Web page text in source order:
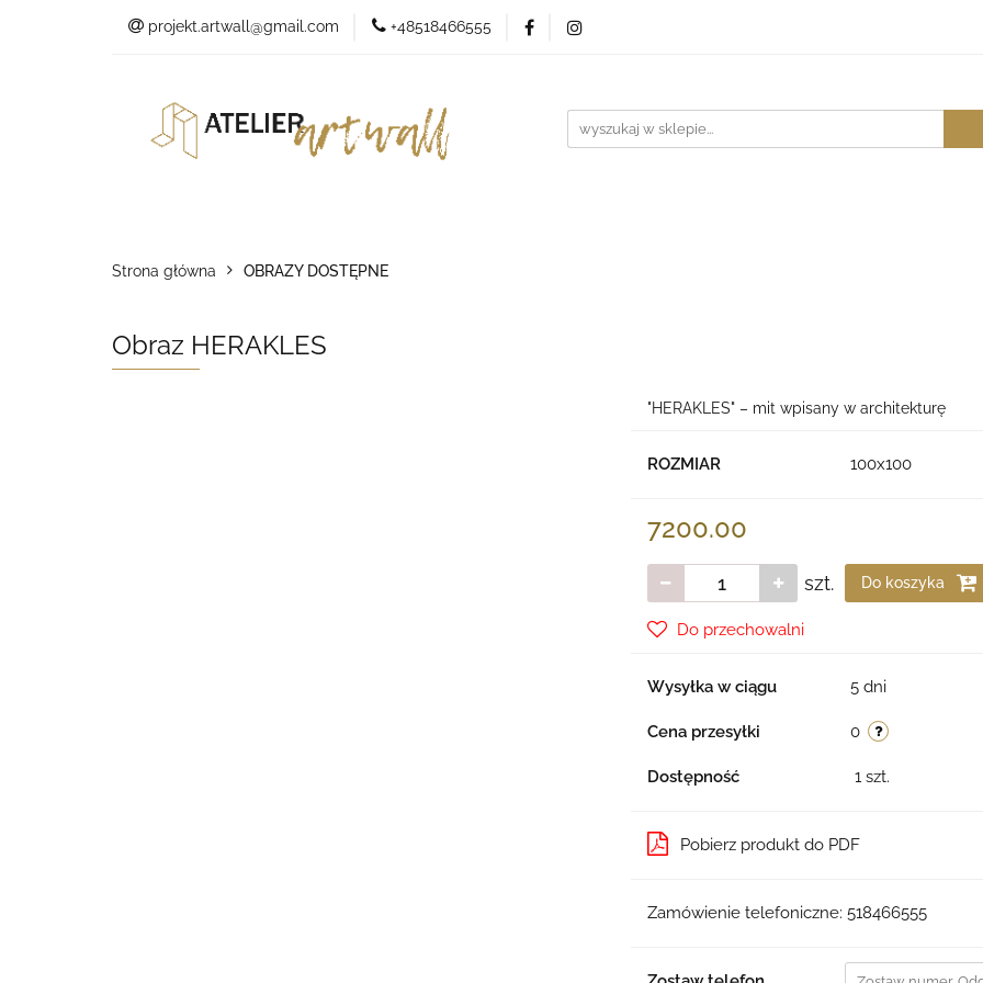
projekt.artwall@gmail.com +48518466555
O marce Sklep
Strona główna OBRAZY DOSTĘPNE
Obraz HERAKLES
"HERAKLES" – mit wpisany w architekturę
ROZMIAR 100x100
7200.00
szt. Do koszyka
Do przechowalni
Wysyłka w ciągu 5 dni
Cena przesyłki 0
Dostępność 1 szt.
Pobierz produkt do PDF
Zamówienie telefoniczne: 518466555